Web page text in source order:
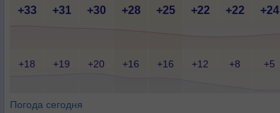
+33 +31 +30 +28 +25 +22 +22 +24
+18 +19 +20 +16 +16 +12 +8 +5
Погода сегодня